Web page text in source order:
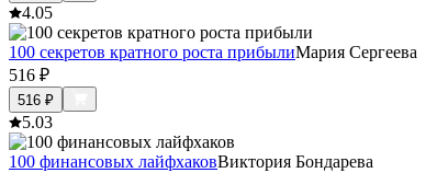
4.05
100 секретов кратного роста прибылиМария Сергеева
516 ₽
516 ₽
5.03
100 финансовых лайфхаковВиктория Бондарева